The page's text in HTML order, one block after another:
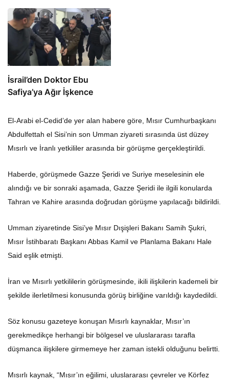
İsrail’den Doktor Ebu
Safiya’ya Ağır İşkence
El-Arabi el-Cedid’de yer alan habere göre, Mısır Cumhurbaşkanı
Abdulfettah el Sisi’nin son Umman ziyareti sırasında üst düzey
Mısırlı ve İranlı yetkililer arasında bir görüşme gerçekleştirildi.
Haberde, görüşmede Gazze Şeridi ve Suriye meselesinin ele
alındığı ve bir sonraki aşamada, Gazze Şeridi ile ilgili konularda
Tahran ve Kahire arasında doğrudan görüşme yapılacağı bildirildi.
Umman ziyaretinde Sisi’ye Mısır Dışişleri Bakanı Samih Şukri,
Mısır İstihbaratı Başkanı Abbas Kamil ve Planlama Bakanı Hale
Said eşlik etmişti.
İran ve Mısırlı yetkililerin görüşmesinde, ikili ilişkilerin kademeli bir
şekilde ilerletilmesi konusunda görüş birliğine varıldığı kaydedildi.
Söz konusu gazeteye konuşan Mısırlı kaynaklar, Mısır’ın
gerekmedikçe herhangi bir bölgesel ve uluslararası tarafla
düşmanca ilişkilere girmemeye her zaman istekli olduğunu belirtti.
Mısırlı kaynak, “Mısır’ın eğilimi, uluslararası çevreler ve Körfez